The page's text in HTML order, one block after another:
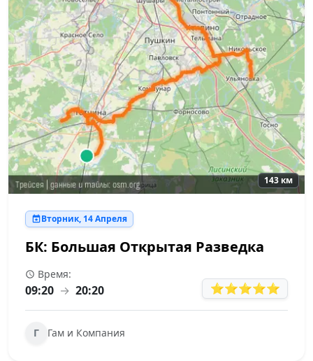
143 км
Вторник, 14 Апреля
БК: Большая Открытая Разведка
Время:
09:20 → 20:20 ⭐⭐⭐⭐⭐
Г Гам и Компания